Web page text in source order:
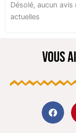
Désolé, aucun
actuelles
VOUS